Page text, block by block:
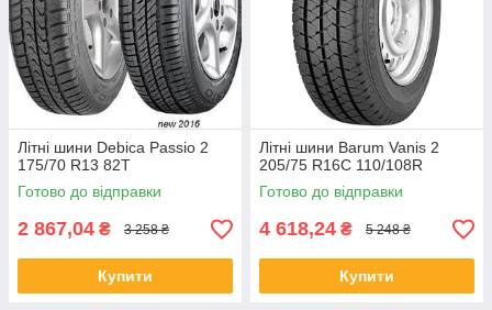
Літні шини Debica Passio 2
175/70 R13 82T
Готово до відправки
2 867,04 ₴ 3 258 ₴
Купити
Літні шини Barum Vanis 2
205/75 R16C 110/108R
Готово до відправки
4 618,24 ₴ 5 248 ₴
Купити